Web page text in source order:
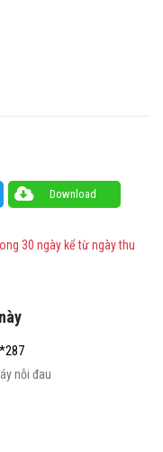
Download
30 ngày kể từ ngày thu
nỗi đau